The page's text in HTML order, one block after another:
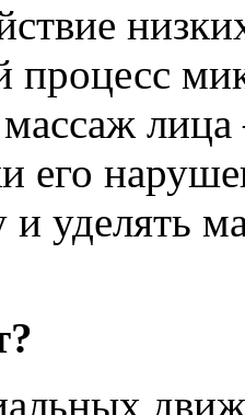
процесс
его
уделять